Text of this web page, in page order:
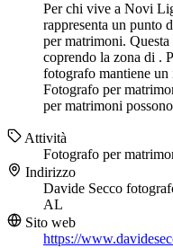
Per chi vive a Novi
rappresenta un punto
per matrimoni.
coprendo la zona di .
fotografo mantiene
Fotografo per
per matrimoni
Attività
Fotografo per
Indirizzo
Davide Secco
AL
Sito web
https://